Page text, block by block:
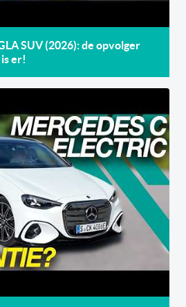
SUV (2026): de opvolger
er!